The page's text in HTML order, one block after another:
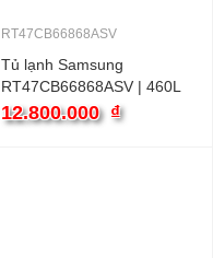
RT47CB66868ASV
Tủ lạnh Samsung
RT47CB66868ASV | 460L
2 cánh inverter
12.800.000 ₫